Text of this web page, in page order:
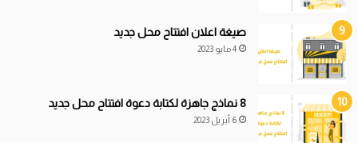
صيغة اعلان افتتاح محل جديد
4 مايو 2023
8 نماذج جاهزة لكتابة دعوة افتتاح محل جديد
6 أبريل 2023